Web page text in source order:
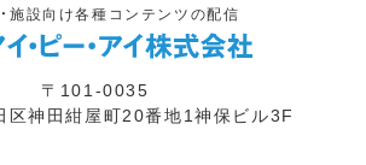
施設向け各種コンテンツの配信
〒101-0035
区神田紺屋町20番地1神保ビル3F